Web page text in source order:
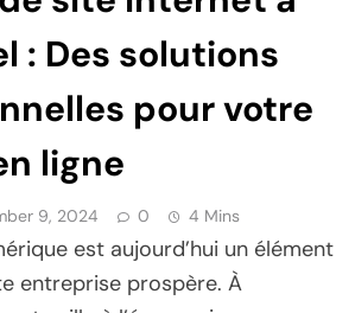
: Des solutions
pour votre
ligne
9, 2024 0 4 Mins
est aujourd’hui un élément
entreprise prospère. À